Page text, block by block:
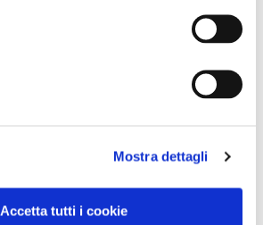
Mostra dettagli
Accetta tutti i cookie